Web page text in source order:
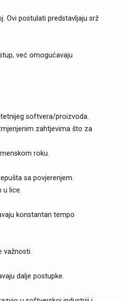
Ovi postulati predstavljaju srž
već omogućavaju
softvera/proizvoda.
zahtjevima što za
roku.
sa povjerenjem.
u lice.
konstantan tempo
važnosti.
dalje postupke.